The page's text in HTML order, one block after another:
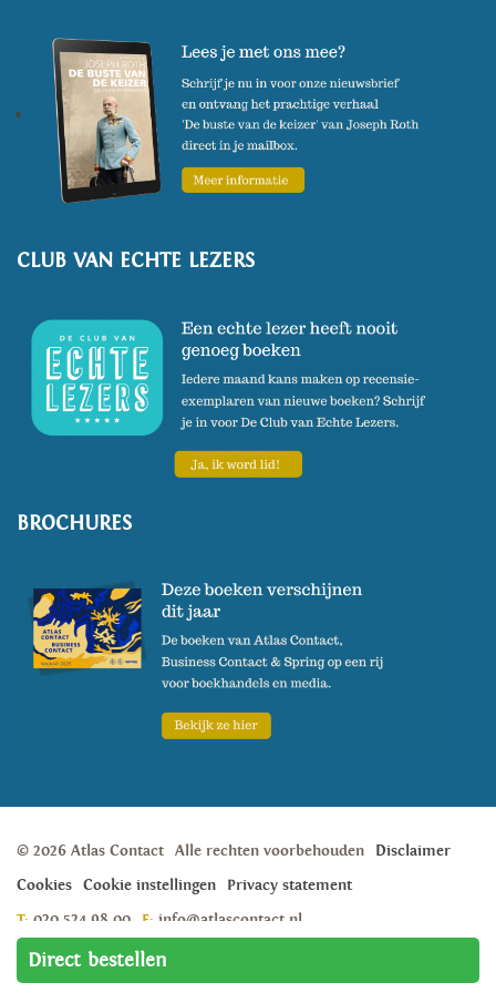
Direct bestellen
CLUB VAN ECHTE LEZERS
BROCHURES
© 2026 Atlas Contact Alle rechten voorbehouden
Disclaimer
Cookies
Cookie instellingen
Privacy statement
T: 020 524 98 00 E: info@atlascontact.nl
Weesperstraat 105A, 1018 VN, Amsterdam